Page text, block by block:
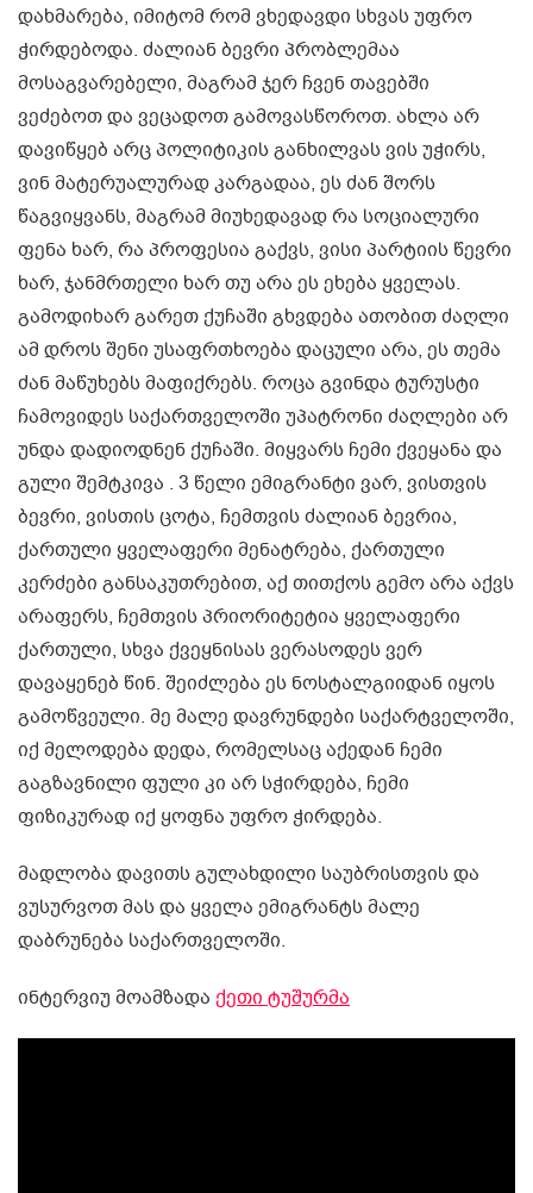
დახმარება, იმიტომ რომ ვხედავდი სხვას უფრო
ჭირდებოდა. ძალიან ბევრი პრობლემაა
მოსაგვარებელი, მაგრამ ჯერ ჩვენ თავებში
ვეძებოთ და ვეცადოთ გამოვასწოროთ. ახლა არ
დავიწყებ არც პოლიტიკის განხილვას ვის უჭირს,
ვინ მატერუალურად კარგადაა, ეს ძან შორს
წაგვიყვანს, მაგრამ მიუხედავად რა სოციალური
ფენა ხარ, რა პროფესია გაქვს, ვისი პარტიის წევრი
ხარ, ჯანმრთელი ხარ თუ არა ეს ეხება ყველას.
გამოდიხარ გარეთ ქუჩაში გხვდება ათობით ძაღლი
ამ დროს შენი უსაფრთხოება დაცული არა, ეს თემა
ძან მაწუხებს მაფიქრებს. როცა გვინდა ტურუსტი
ჩამოვიდეს საქართველოში უპატრონი ძაღლები არ
უნდა დადიოდნენ ქუჩაში. მიყვარს ჩემი ქვეყანა და
გული შემტკივა . 3 წელი ემიგრანტი ვარ, ვისთვის
ბევრი, ვისთის ცოტა, ჩემთვის ძალიან ბევრია,
ქართული ყველაფერი მენატრება, ქართული
კერძები განსაკუთრებით, აქ თითქოს გემო არა აქვს
არაფერს, ჩემთვის პრიორიტეტია ყველაფერი
ქართული, სხვა ქვეყნისას ვერასოდეს ვერ
დავაყენებ წინ. შეიძლება ეს ნოსტალგიიდან იყოს
გამოწვეული. მე მალე დავრუნდები საქარტველოში,
იქ მელოდება დედა, რომელსაც აქედან ჩემი
გაგზავნილი ფული კი არ სჭირდება, ჩემი
ფიზიკურად იქ ყოფნა უფრო ჭირდება.
მადლობა დავითს გულახდილი საუბრისთვის და
ვუსურვოთ მას და ყველა ემიგრანტს მალე
დაბრუნება საქართველოში.
ინტერვიუ მოამზადა ქეთი ტუშურმა